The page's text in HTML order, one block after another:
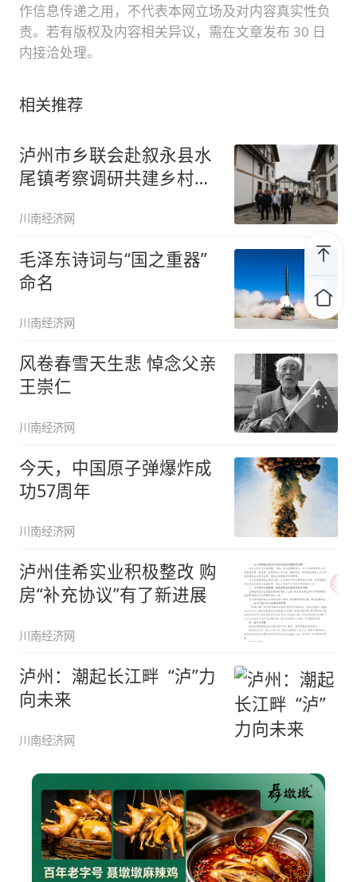
作信息传递之用，不代表本网立场及对内容真实性负
责。若有版权及内容相关异议，需在文章发布 30 日
内接洽处理。
相关推荐
泸州市乡联会赴叙永县水
尾镇考察调研共建乡村振
川南经济网
毛泽东诗词与“国之重器”
命名
川南经济网
风卷春雪天生悲 悼念父亲
王崇仁
川南经济网
今天，中国原子弹爆炸成
功57周年
川南经济网
泸州佳希实业积极整改 购
房“补充协议”有了新进展
川南经济网
泸州：潮起长江畔 “泸”力
向未来
川南经济网